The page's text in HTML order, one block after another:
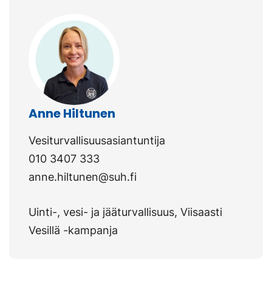
Anne Hiltunen
Vesiturvallisuusasiantuntija
010 3407 333
anne.hiltunen@suh.fi
Uinti-, vesi- ja jääturvallisuus, Viisaasti
Vesillä -kampanja